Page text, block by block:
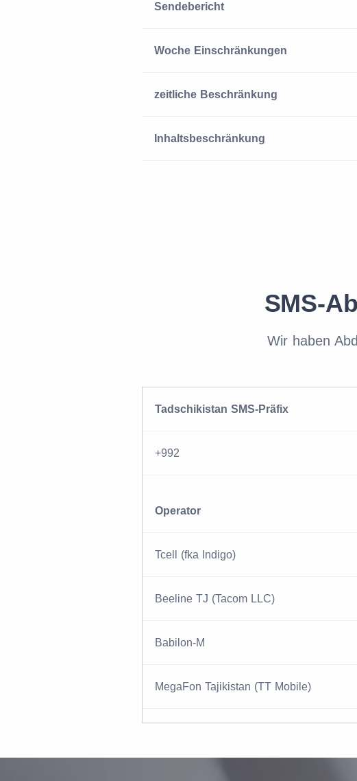
Sendebericht
Woche Einschränkungen
zeitliche Beschränkung
Inhaltsbeschränkung
SMS-
Wir haben
Tadschikistan SMS-Präfix
+992
Operator
Tcell (fka Indigo)
Beeline TJ (Tacom LLC)
Babilon-M
MegaFon Tajikistan (TT Mobile)